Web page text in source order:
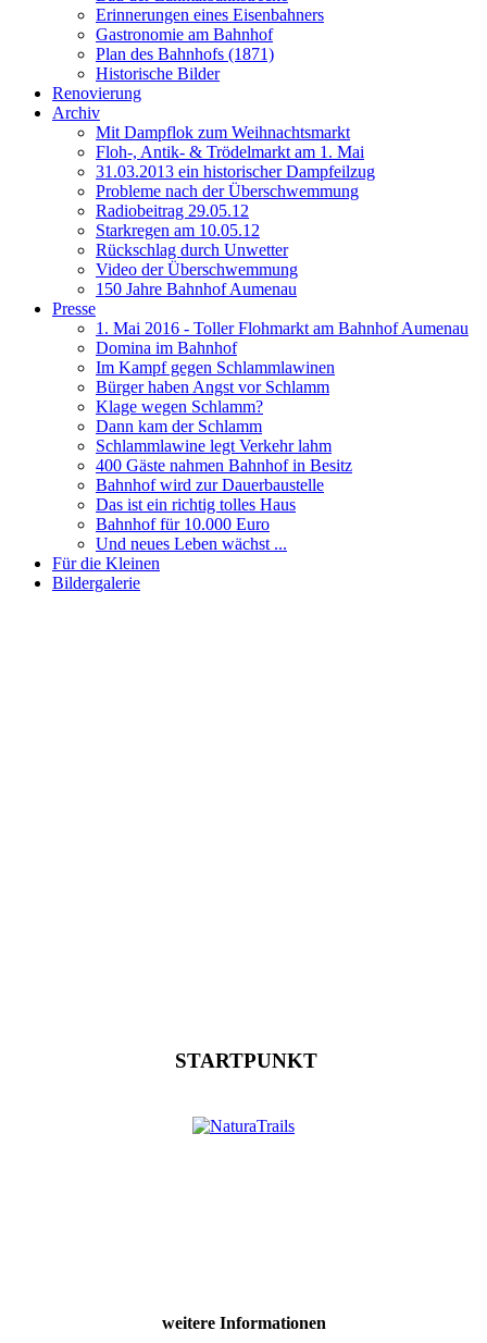
Erinnerungen eines Eisenbahners
Gastronomie am Bahnhof
Plan des Bahnhofs (1871)
Historische Bilder
Renovierung
Archiv
Mit Dampflok zum Weihnachtsmarkt
Floh-, Antik- & Trödelmarkt am 1. Mai
31.03.2013 ein historischer Dampfeilzug
Probleme nach der Überschwemmung
Radiobeitrag 29.05.12
Starkregen am 10.05.12
Rückschlag durch Unwetter
Video der Überschwemmung
150 Jahre Bahnhof Aumenau
Presse
1. Mai 2016 - Toller Flohmarkt am Bahnhof Aumenau
Domina im Bahnhof
Im Kampf gegen Schlammlawinen
Bürger haben Angst vor Schlamm
Klage wegen Schlamm?
Dann kam der Schlamm
Schlammlawine legt Verkehr lahm
400 Gäste nahmen Bahnhof in Besitz
Bahnhof wird zur Dauerbaustelle
Das ist ein richtig tolles Haus
Bahnhof für 10.000 Euro
Und neues Leben wächst ...
Für die Kleinen
Bildergalerie
STARTPUNKT
weitere Informationen